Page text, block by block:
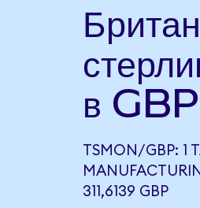
в
TSMON/GBP: 1
311,6139 GBP